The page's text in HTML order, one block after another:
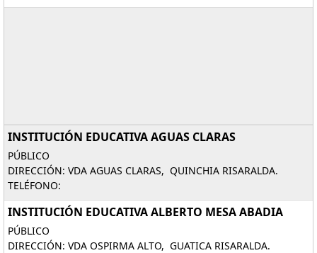
INSTITUCIÓN EDUCATIVA AGUAS CLARAS
PÚBLICO
DIRECCIÓN: VDA AGUAS CLARAS, QUINCHIA RISARALDA.
TELÉFONO:
INSTITUCIÓN EDUCATIVA ALBERTO MESA ABADIA
PÚBLICO
DIRECCIÓN: VDA OSPIRMA ALTO, GUATICA RISARALDA.